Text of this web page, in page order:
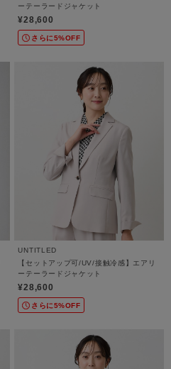
ーテーラードジャケット
¥28,600
さらに5%OFF
UNTITLED
【セットアップ可/UV/接触冷感】エアリ
ーテーラードジャケット
¥28,600
さらに5%OFF